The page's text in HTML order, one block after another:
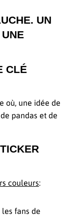
UN
CLÉ
où, une idée de
pandas et de
couleurs:
fans de